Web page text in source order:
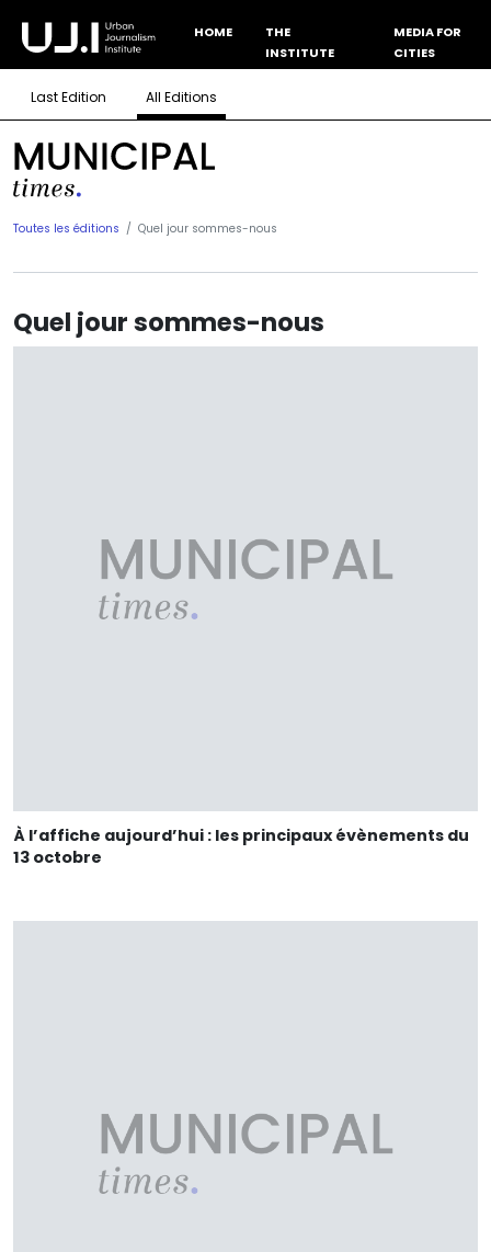
HOME
THE
INSTITUTE
MEDIA FOR
CITIES
Last Edition All Editions
Toutes les éditions Quel jour sommes-nous
Quel jour sommes-nous
À l’affiche aujourd’hui : les principaux évènements du
13 octobre